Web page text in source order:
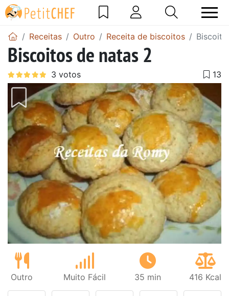
Receitas Outro Receita de biscoitos
Biscoitos de natas 2
Outro Muito Fácil 35 min 416 Kcal